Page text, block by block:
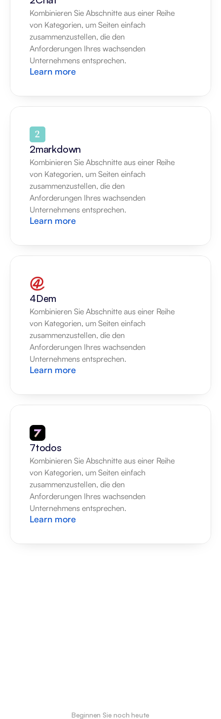
Kombinieren Sie Abschnitte aus einer Reihe
von Kategorien, um Seiten einfach
zusammenzustellen, die den
Anforderungen Ihres wachsenden
Unternehmens entsprechen.
Learn more
2markdown
Kombinieren Sie Abschnitte aus einer Reihe
von Kategorien, um Seiten einfach
zusammenzustellen, die den
Anforderungen Ihres wachsenden
Unternehmens entsprechen.
Learn more
4Dem
Kombinieren Sie Abschnitte aus einer Reihe
von Kategorien, um Seiten einfach
zusammenzustellen, die den
Anforderungen Ihres wachsenden
Unternehmens entsprechen.
Learn more
7todos
Kombinieren Sie Abschnitte aus einer Reihe
von Kategorien, um Seiten einfach
zusammenzustellen, die den
Anforderungen Ihres wachsenden
Unternehmens entsprechen.
Learn more
Beginnen Sie noch heute